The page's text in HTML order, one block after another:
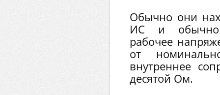
Обычно они
ИС и обычно
рабочее
от
внутреннее
десятой Ом.